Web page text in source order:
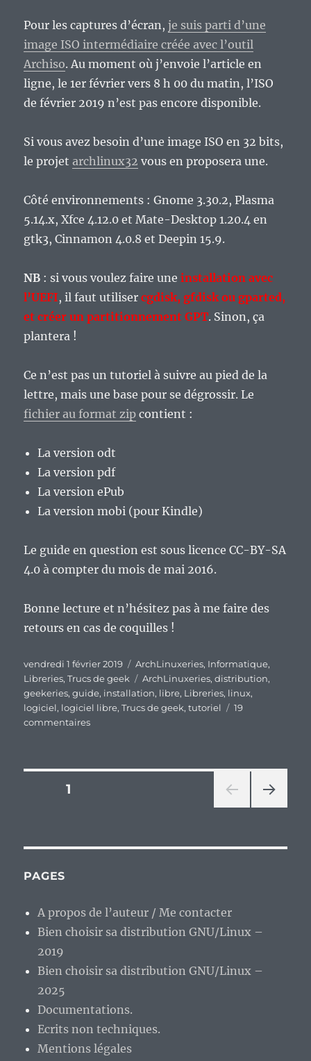
Pour les captures d’écran,je suis parti d’une
image ISO intermédiaire créée avec l’outil
Archiso. Au moment où j’envoie l’article en
ligne, le 1er février vers 8 h 00 du matin, l’ISO
de février 2019 n’est pas encore disponible.
Si vous avez besoin d’une image ISO en 32 bits,
le projetarchlinux32 vous en proposera une.
Côté environnements : Gnome 3.30.2, Plasma
5.14.x, Xfce 4.12.0 et Mate-Desktop 1.20.4 en
gtk3, Cinnamon 4.0.8 et Deepin 15.9.
NB : si vous voulez faire uneinstallation avec
l’UEFI, il faut utilisercgdisk, gfdisk ou gparted,
et créer un partitionnement GPT. Sinon, ça
plantera !
Ce n’est pas un tutoriel à suivre au pied de la
lettre, mais une base pour se dégrossir. Le
fichier au format zip contient :
La version odt
La version pdf
La version ePub
La version mobi (pour Kindle)
Le guide en question est sous licence CC-BY-SA
4.0 à compter du mois de mai 2016.
Bonne lecture et n’hésitez pas à me faire des
retours en cas de coquilles !
Publié
le
vendredi 1 février 2019 Catégories
ArchLinuxeries, Informatique,
Libreries,Trucs de geek Étiquettes
ArchLinuxeries,distribution,
geekeries,guide, installation, libre, Libreries, linux,
logiciel, logiciel libre,Trucs de geek,tutoriel
19
commentairessur
Pagination
publications
PAGE1
ANT
PAGES
A propos de l’auteur / Me contacter
Bien choisir sa distribution GNU/Linux –
2019
Bien choisir sa distribution GNU/Linux –
2025
Documentations.
Ecrits non techniques.
Mentions légales